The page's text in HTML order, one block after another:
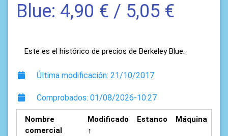
Blue: 4,90 € / 5,05 €
Este es el histórico de precios de Berkeley Blue.
Última modificación: 21/10/2017
Comprobados: 01/08/2026-10:27
Nombre
comercial
Modificado
↑
Estanco Máquina